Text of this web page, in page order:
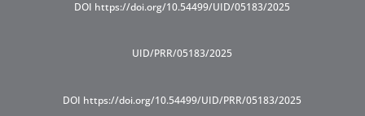
DOI https://doi.org/10.54499/UID/05183/2025
UID/PRR/05183/2025
DOI https://doi.org/10.54499/UID/PRR/05183/2025